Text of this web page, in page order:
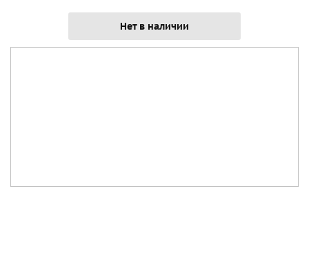
Нет в наличии